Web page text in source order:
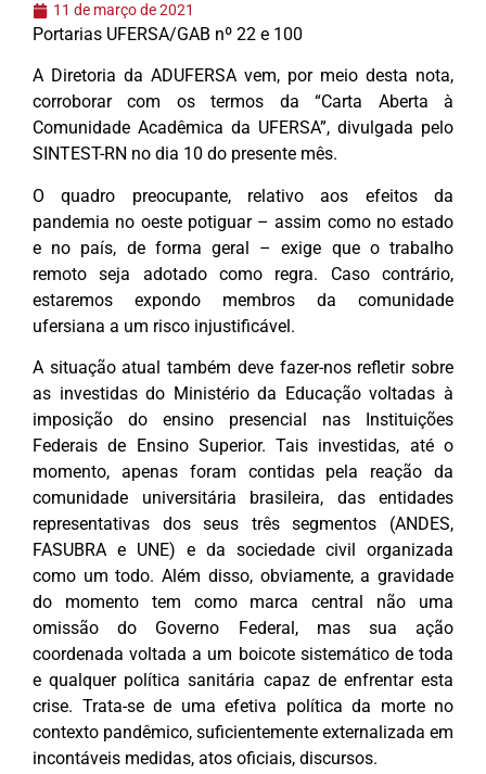
11 de março de 2021
Portarias UFERSA/GAB nº 22 e 100
A Diretoria da ADUFERSA vem, por meio desta nota,
corroborar com os termos da “Carta Aberta à
Comunidade Acadêmica da UFERSA”, divulgada pelo
SINTEST-RN no dia 10 do presente mês.
O quadro preocupante, relativo aos efeitos da
pandemia no oeste potiguar – assim como no estado
e no país, de forma geral – exige que o trabalho
remoto seja adotado como regra. Caso contrário,
estaremos expondo membros da comunidade
ufersiana a um risco injustificável.
A situação atual também deve fazer-nos refletir sobre
as investidas do Ministério da Educação voltadas à
imposição do ensino presencial nas Instituições
Federais de Ensino Superior. Tais investidas, até o
momento, apenas foram contidas pela reação da
comunidade universitária brasileira, das entidades
representativas dos seus três segmentos (ANDES,
FASUBRA e UNE) e da sociedade civil organizada
como um todo. Além disso, obviamente, a gravidade
do momento tem como marca central não uma
omissão do Governo Federal, mas sua ação
coordenada voltada a um boicote sistemático de toda
e qualquer política sanitária capaz de enfrentar esta
crise. Trata-se de uma efetiva política da morte no
contexto pandêmico, suficientemente externalizada em
incontáveis medidas, atos oficiais, discursos.